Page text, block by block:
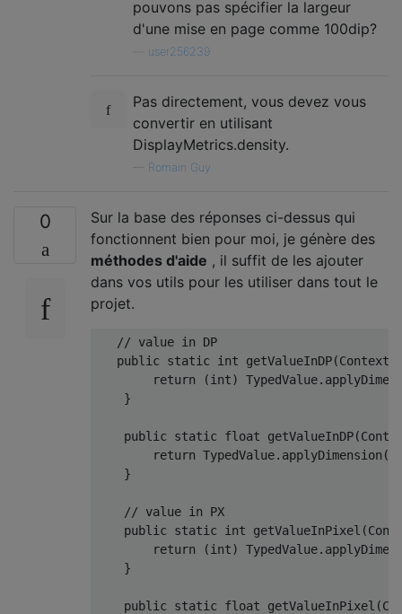
pouvons pas spécifier la largeur
d'une mise en page comme 100dip?
user256239
Pas directement, vous devez vous
convertir en utilisant
DisplayMetrics.density.
Romain Guy
0
Sur la base des réponses ci-dessus qui
fonctionnent bien pour moi, je génère des
méthodes d'aide , il suffit de les ajouter
dans vos utils pour les utiliser dans tout le
projet.
// value in DP
public
static int getValueInDP(Context
return
(int) TypedValue.
}
public static float getValueInDP(
return TypedValue. applyDimension (
}
// value in PX
public
static int getValueInPixel (
return
(int) TypedValue.
}
public static float getValueInPixel (